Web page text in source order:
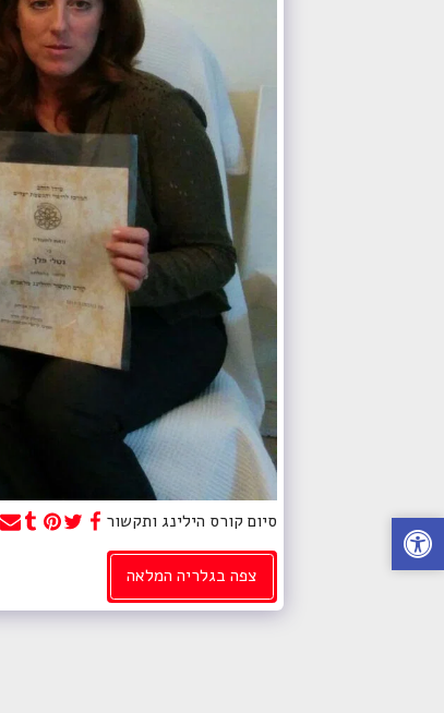
סיום קורס הילינג ותקשור
צפה בגלריה המלאה